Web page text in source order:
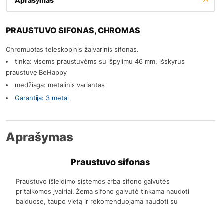
PRAUSTUVO SIFONAS, CHROMAS
Chromuotas teleskopinis žalvarinis sifonas.
tinka: visoms praustuvėms su išpylimu 46 mm, išskyrus
praustuvę BeHappy
medžiaga: metalinis variantas
Garantija: 3 metai
Aprašymas
Praustuvo sifonas
Praustuvo išleidimo sistemos arba sifono galvutės
pritaikomos įvairiai. Žema sifono galvutė tinkama naudoti
balduose, taupo vietą ir rekomenduojama naudoti su